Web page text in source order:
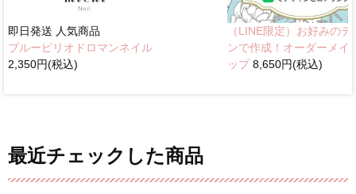
即日発送 人気商品
ブルーピリオドロマンネイル
2,350円(税込)
（LINE限定）お好みのデ
ンで作成！オーダーメイ
ップ8,650円(税込)
最近チェックした商品